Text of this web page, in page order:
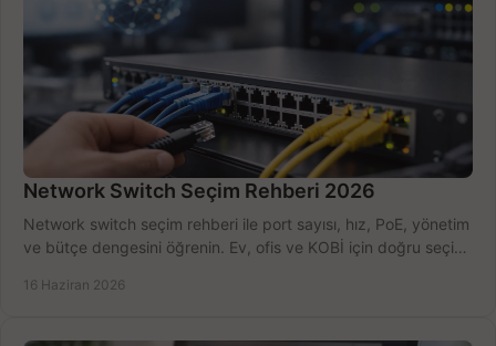
Network Switch Seçim Rehberi 2026
Network switch seçim rehberi ile port sayısı, hız, PoE, yönetim
ve bütçe dengesini öğrenin. Ev, ofis ve KOBİ için doğru seçimi
16 Haziran 2026